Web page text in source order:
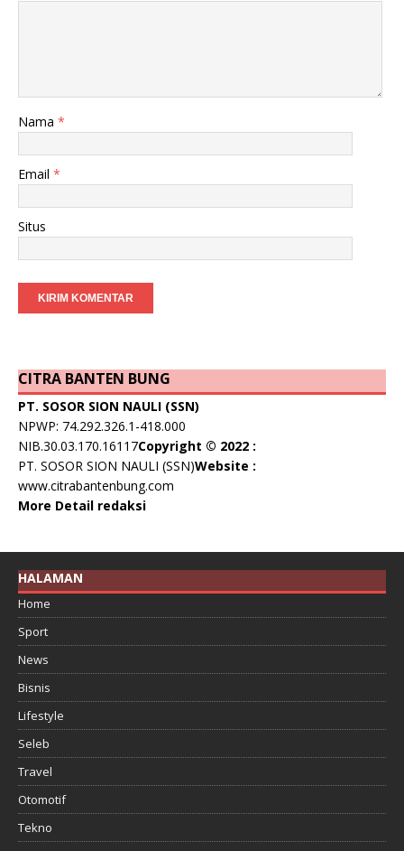
Nama *
Email *
Situs
CITRA BANTEN BUNG
PT. SOSOR SION NAULI (SSN)
NPWP: 74.292.326.1-418.000
NIB.30.03.170.16117Copyright © 2022 :
PT. SOSOR SION NAULI (SSN)Website :
www.citrabantenbung.com
More Detail redaksi
HALAMAN
Home
Sport
News
Bisnis
Lifestyle
Seleb
Travel
Otomotif
Tekno